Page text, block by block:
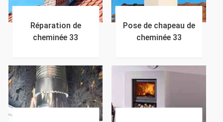
Réparation de
cheminée 33
Pose de chapeau de
cheminée 33